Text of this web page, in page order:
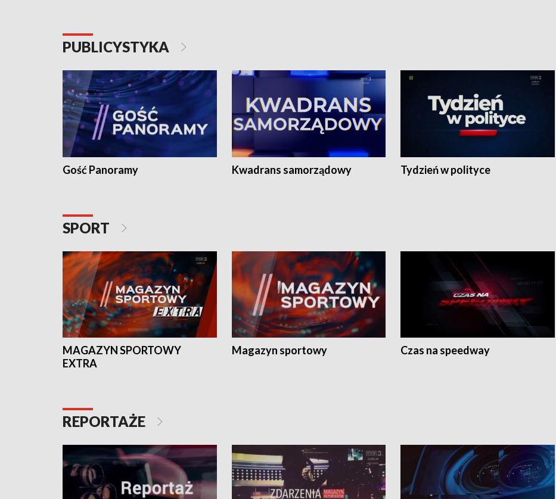
PUBLICYSTYKA
Gość Panoramy Kwadrans samorządowy Tydzień w polityce
SPORT
MAGAZYN SPORTOWY
EXTRA
Magazyn sportowy Czas na speedway
REPORTAŻE